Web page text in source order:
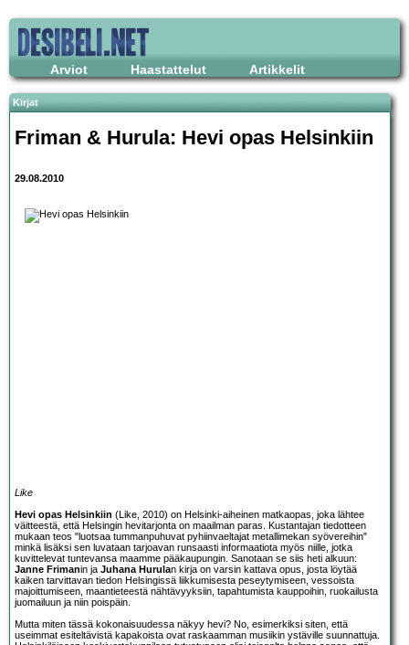
Arviot Haastattelut Artikkelit
Kirjat
Friman & Hurula: Hevi opas Helsinkiin
29.08.2010
Like
Hevi opas Helsinkiin (Like, 2010) on Helsinki-aiheinen matkaopas, joka lähtee
väitteestä, että Helsingin hevitarjonta on maailman paras. Kustantajan tiedotteen
mukaan teos "luotsaa tummanpuhuvat pyhiinvaeltajat metallimekan syövereihin"
minkä lisäksi sen luvataan tarjoavan runsaasti informaatiota myös niille, jotka
kuvittelevat tuntevansa maamme pääkaupungin. Sanotaan se siis heti alkuun:
Janne Frimanin ja Juhana Hurulan kirja on varsin kattava opus, josta löytää
kaiken tarvittavan tiedon Helsingissä liikkumisesta peseytymiseen, vessoista
majoittumiseen, maantieteestä nähtävyyksiin, tapahtumista kauppoihin, ruokailusta
juomailuun ja niin poispäin.
Mutta miten tässä kokonaisuudessa näkyy hevi? No, esimerkiksi siten, että
useimmat esiteltävistä kapakoista ovat raskaamman musiikin ystäville suunnattuja.